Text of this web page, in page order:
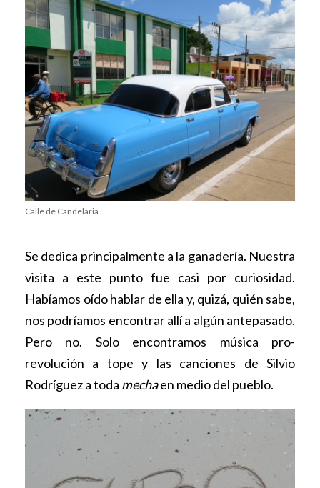
Calle de Candelaria
Se dedica principalmente a la ganadería. Nuestra
visita a este punto fue casi por curiosidad.
Habíamos oído hablar de ella y, quizá, quién sabe,
nos podríamos encontrar allí a algún antepasado.
Pero no. Solo encontramos música pro-
revolución a tope y las canciones de Silvio
Rodríguez a toda mechaen medio del pueblo.